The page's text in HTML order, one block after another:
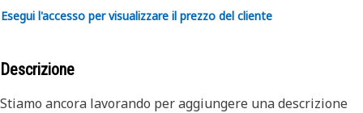
Esegui l'accesso per visualizzare il prezzo del cliente
Descrizione
Stiamo ancora lavorando per aggiungere una descrizione